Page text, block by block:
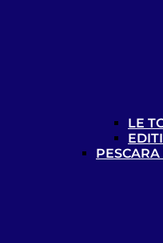
LE
Privacy settings
Paramètres de